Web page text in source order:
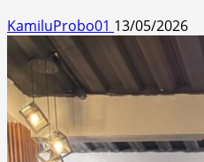
KamiluProbo01 13/05/2026